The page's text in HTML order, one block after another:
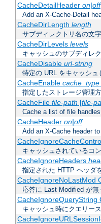
CacheDetailHeader on|off
Add an X-Cache-Detail
CacheDirLength length
サブディレクトリ名の文
CacheDirLevels levels
キャッシュのサブディレ
CacheDisable url-string
特定の URL をキャッシュ
CacheEnable cache_type
指定したストレージ管理
CacheFile file-path [file-
Cache a list of file
CacheHeader on|off
Add an X-Cache header
キャッシュされているコ
CacheIgnoreHeaders
指定された HTTP ヘッダ
CacheIgnoreNoLastMod
応答に Last Modified が
CacheIgnoreQueryString
キャッシュ時にクエリー